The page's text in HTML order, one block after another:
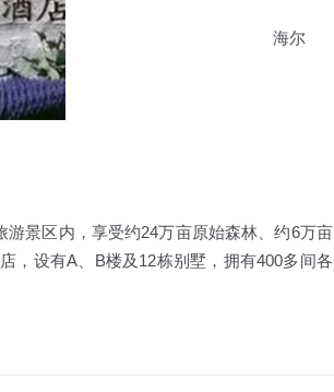
海尔
游景区内，享受约24万亩原始森林、约6万亩
，设有A、B楼及12栋别墅，拥有400多间各